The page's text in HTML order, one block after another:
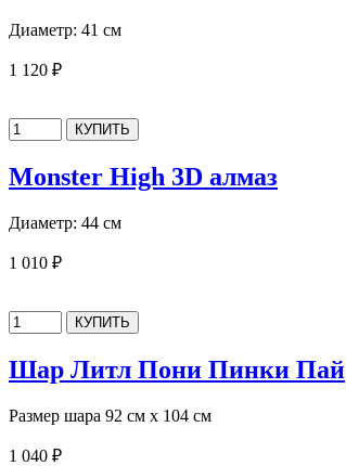
Диаметр: 41 см
1 120 ₽
Monster High 3D алмаз
Диаметр: 44 см
1 010 ₽
Шар Литл Пони Пинки Пай
Размер шара 92 см х 104 см
1 040 ₽